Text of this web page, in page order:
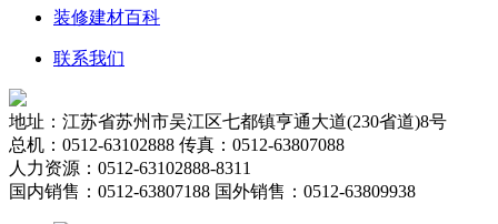
装修建材百科
联系我们
地址：江苏省苏州市吴江区七都镇亨通大道(230省道)8号
总机：0512-63102888 传真：0512-63807088
人力资源：0512-63102888-8311
国内销售：0512-63807188 国外销售：0512-63809938